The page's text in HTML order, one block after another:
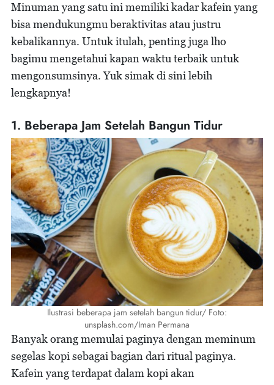
Minuman yang satu ini memiliki kadar kafein yang
bisa mendukungmu beraktivitas atau justru
kebalikannya. Untuk itulah, penting juga lho
bagimu mengetahui kapan waktu terbaik untuk
mengonsumsinya. Yuk simak di sini lebih
lengkapnya!
1. Beberapa Jam Setelah Bangun Tidur
Ilustrasi beberapa jam setelah bangun tidur/ Foto:
unsplash.com/Iman Permana
Banyak orang memulai paginya dengan meminum
segelas kopi sebagai bagian dari ritual paginya.
Kafein yang terdapat dalam kopi akan